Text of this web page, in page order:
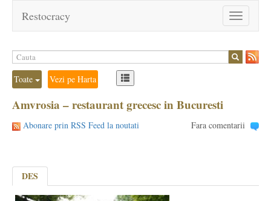
Toggle
navigation
Restocracy
Toate Vezi pe Harta
Amvrosia – restaurant grecesc in Bucuresti
Abonare prin RSS Feed la noutati Fara comentarii
DES